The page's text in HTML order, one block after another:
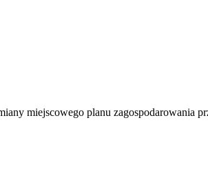
miejscowego planu zagospodarowania